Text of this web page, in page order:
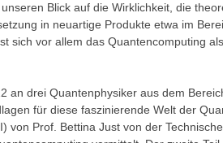
Blick auf die Wirklichkeit, die
in neuartige Produkte etwa im
sich vor allem das Quantencomputing als
an drei Quantenphysiker aus dem
für diese faszinierende Welt der
von Prof. Bettina Just von der